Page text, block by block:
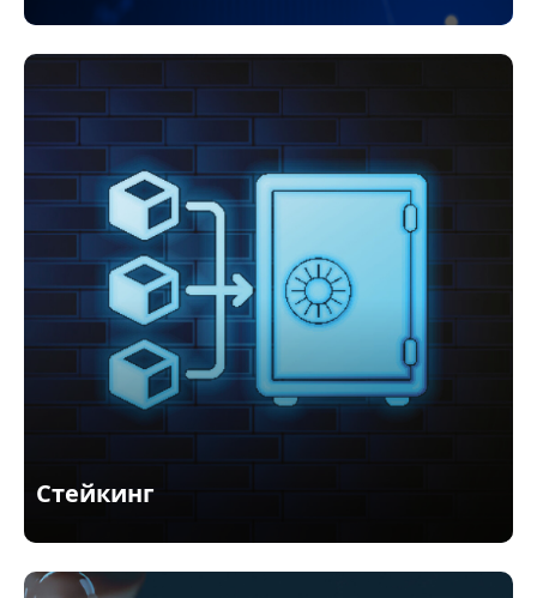
Стейкинг